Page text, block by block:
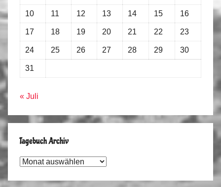
10 11 12 13 14 15 16
17 18 19 20 21 22 23
24 25 26 27 28 29 30
31
« Juli
Tagebuch Archiv
Tagebuch